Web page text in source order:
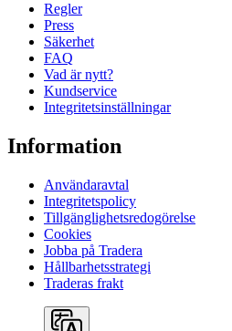
Regler
Press
Säkerhet
FAQ
Vad är nytt?
Kundservice
Integritetsinställningar
Information
Användaravtal
Integritetspolicy
Tillgänglighetsredogörelse
Cookies
Jobba på Tradera
Hållbarhetsstrategi
Traderas frakt